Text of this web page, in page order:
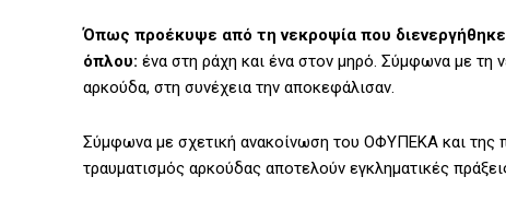
Όπως προέκυψε από τη νεκροψία που
όπλου: ένα στη ράχη και ένα στον μηρό. Σύμφωνα με τη
αρκούδα, στη συνέχεια την αποκεφάλισαν.
Σύμφωνα με σχετική ανακοίνωση του ΟΦΥΠΕΚΑ και της
τραυματισμός αρκούδας αποτελούν εγκληματικές